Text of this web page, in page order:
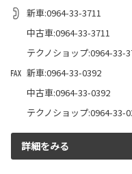
新車:0964-33-3711
中古車:0964-33-3711
テクノショップ:0964-33-
新車:0964-33-0392
中古車:0964-33-0392
テクノショップ:0964-33-
詳細をみる